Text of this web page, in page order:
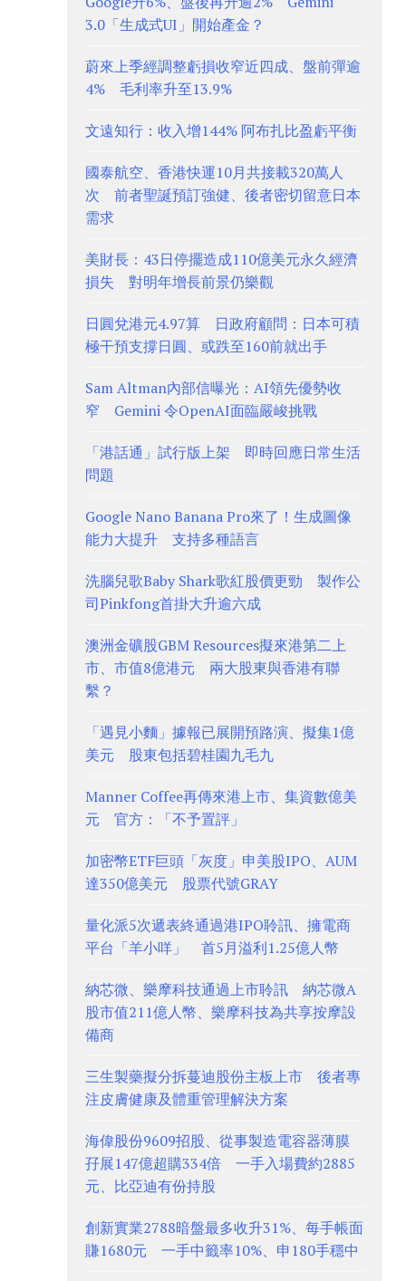
3.0「生成式UI」開始產金？
蔚來上季經調整虧損收窄近四成、盤前彈逾
4% 毛利率升至13.9%
文遠知行：收入增144% 阿布扎比盈虧平衡
國泰航空、香港快運10月共接載320萬人
次 前者聖誕預訂強健、後者密切留意日本
需求
美財長：43日停擺造成110億美元永久經濟
損失 對明年增長前景仍樂觀
日圓兌港元4.97算 日政府顧問：日本可積
極干預支撐日圓、或跌至160前就出手
Sam Altman內部信曝光：AI領先優勢收
窄 Gemini 令OpenAI面臨嚴峻挑戰
「港話通」試行版上架 即時回應日常生活
問題
Google Nano Banana Pro來了！生成圖像
能力大提升 支持多種語言
洗腦兒歌Baby Shark歌紅股價更勁 製作公
司Pinkfong首掛大升逾六成
澳洲金礦股GBM Resources擬來港第二上
市、市值8億港元 兩大股東與香港有聯
繫？
「遇見小麵」據報已展開預路演、擬集1億
美元 股東包括碧桂園九毛九
Manner Coffee再傳來港上市、集資數億美
元 官方：「不予置評」
加密幣ETF巨頭「灰度」申美股IPO、AUM
達350億美元 股票代號GRAY
量化派5次遞表終通過港IPO聆訊、擁電商
平台「羊小咩」 首5月溢利1.25億人幣
納芯微、樂摩科技通過上市聆訊 納芯微A
股市值211億人幣、樂摩科技為共享按摩設
備商
三生製藥擬分拆蔓迪股份主板上市 後者專
注皮膚健康及體重管理解決方案
海偉股份9609招股、從事製造電容器薄膜
孖展147億超購334倍 一手入場費約2885
元、比亞迪有份持股
創新實業2788暗盤最多收升31%、每手帳面
賺1680元 一手中籤率10%、申180手穩中